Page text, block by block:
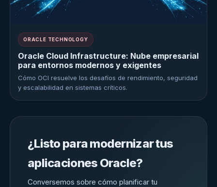
ORACLE TECHNOLOGY
Oracle Cloud Infrastructure: Nube empresarial
para entornos modernos y exigentes
Cómo OCI resuelve los desafíos de rendimiento, seguridad
y escalabilidad en sistemas críticos.
¿Listo para modernizar tus
aplicaciones Oracle?
Conversemos sobre cómo planificar tu